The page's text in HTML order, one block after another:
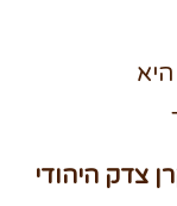
צדק היהודי